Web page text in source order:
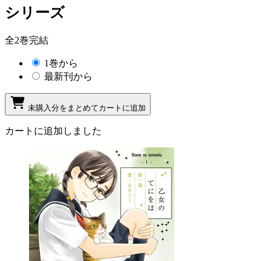
シリーズ
全2巻完結
1巻から
最新刊から
未購入分をまとめてカートに追加
カートに追加しました